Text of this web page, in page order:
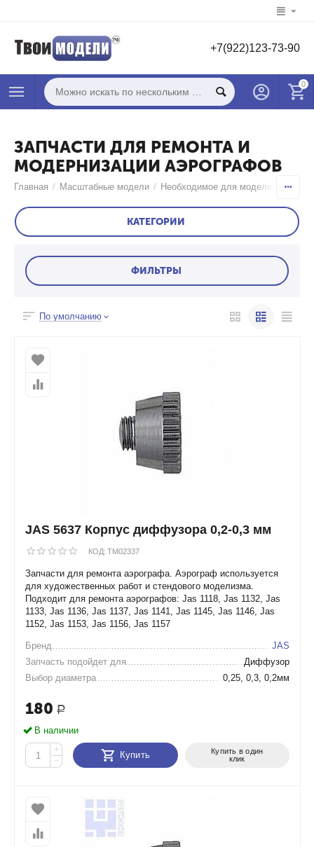
+7(922)123-73-90
0
ЗАПЧАСТИ ДЛЯ РЕМОНТА И
МОДЕРНИЗАЦИИ АЭРОГРАФОВ
Главная / Масштабные модели / Необходимое для моделей
КАТЕГОРИИ
ФИЛЬТРЫ
По умолчанию
JAS 5637 Корпус диффузора 0,2-0,3 мм
КОД: TM02337
Запчасти для ремонта аэрографа. Аэрограф используется
для художественных работ и стендового моделизма.
Подходит для ремонта аэрографов: Jas 1118, Jas 1132, Jas
1133, Jas 1136, Jas 1137, Jas 1141, Jas 1145, Jas 1146, Jas
1152, Jas 1153, Jas 1156, Jas 1157
Бренд
JAS
Запчасть подойдет для
Диффузор
Выбор диаметра
0,25, 0,3, 0,2мм
180 Р
В наличии
+
−
Купить
Купить в один
клик